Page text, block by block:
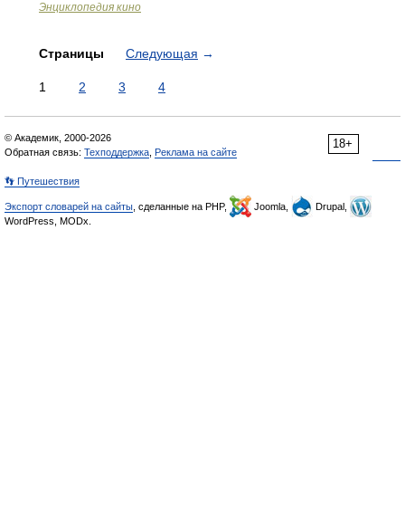
Энциклопедия кино
Страницы Следующая →
1 2 3 4
18+
© Академик, 2000-2026
Обратная связь: Техподдержка Реклама на сайте
👣 Путешествия
Экспорт словарей на сайты , сделанные на PHP, Joomla,
Drupal,
WordPress, MODx.